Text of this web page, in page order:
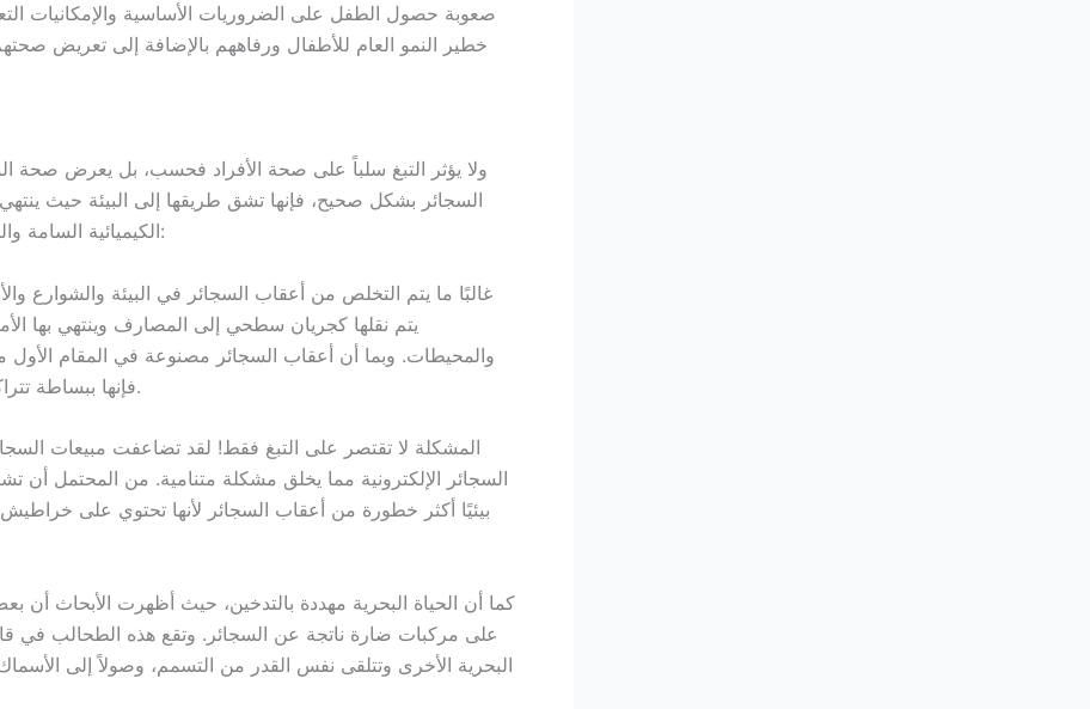
صعوبة حصول الطفل على الضروريات الأساسية والإمكانيات
خطير النمو العام للأطفال ورفاههم بالإضافة إلى تعريض
ولا يؤثر التبغ سلباً على صحة الأفراد فحسب، بل يعرض صحة
السجائر بشكل صحيح، فإنها تشق طريقها إلى البيئة حيث ينتهي
الكيميائية السامة والمعادن الثقيلة والنيكوتين. ويتجلى ذلك في ما يلي:
غالبًا ما يتم التخلص من أعقاب السجائر في البيئة والشوارع
يتم نقلها كجريان سطحي إلى المصارف وينتهي بها
والمحيطات. وبما أن أعقاب السجائر مصنوعة في المقام الأول
فإنها ببساطة تتراكم على الشواطئ أو في قاع المسطحات المائية.
المشكلة لا تقتصر على التبغ فقط! لقد تضاعفت مبيعات
السجائر الإلكترونية مما يخلق مشكلة متنامية. من المحتمل أن
بيئيًا أكثر خطورة من أعقاب السجائر لأنها تحتوي على
كما أن الحياة البحرية مهددة بالتدخين، حيث أظهرت الأبحاث أن
على مركبات ضارة ناتجة عن السجائر. وتقع هذه الطحالب في قاع
البحرية الأخرى وتتلقى نفس القدر من التسمم، وصولاً إلى الأسماك